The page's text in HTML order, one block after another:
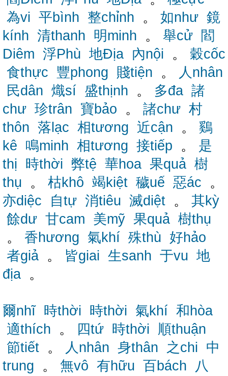
為vi 平bình 整chỉnh 。 如như 鏡
kính 清thanh 明minh 。 舉cử 閻
Diêm 浮Phù 地Địa 內nội 。 穀cốc
食thực
豐phong 賤tiện 。
人nhân
民dân 熾sí 盛thịnh 。 多đa 諸
chư 珍trân 寶bảo 。 諸chư 村
thôn 落lạc 相tương 近cận 。 鷄
kê 鳴minh 相tương 接tiếp 。 是
thị 時thời 弊tệ 華hoa 果quả 樹
thụ 。 枯khô 竭kiệt 穢uế 惡ác 。
亦diệc
自tự 消tiêu 滅diệt 。 其kỳ
餘dư 甘cam 美mỹ 果quả 樹thụ
。 香hương 氣khí 殊thù 好hảo
者giả 。 皆giai 生sanh 于vu 地
địa 。
爾nhĩ 時thời 時thời 氣khí 和hòa
適thích 。 四tứ 時thời
順thuận
節tiết 。 人nhân 身thân 之chi 中
trung 。 無vô 有hữu 百bách
八